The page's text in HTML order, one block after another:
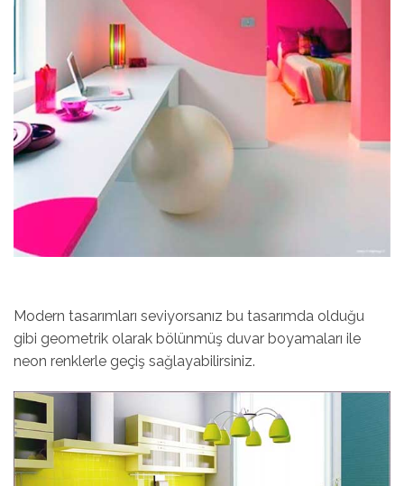
Modern tasarımları seviyorsanız bu tasarımda olduğu
gibi geometrik olarak bölünmüş duvar boyamaları ile
neon renklerle geçiş sağlayabilirsiniz.